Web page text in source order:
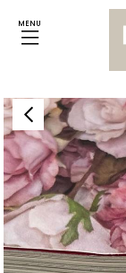
MENU
Yüzükler